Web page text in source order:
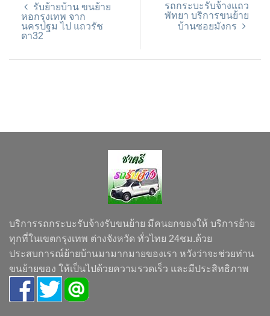
รับย้ายบ้าน ขนย้าย
หอกรุงเทพ จาก
นครปฐม ไป แถวรัช
ดา32
รถกระบะรับจ้างแถว
พัทยา บริการขนย้าย
บ้านซอยมังกร
บริการรถกระบะรับจ้างรับขนย้าย มีคนยกของให้ บริการย้าย
ทุกที่ในเขตกรุงเทพ ต่างจังหวัด ทั่วไทย 24ชม.ด้วย
ประสบการณ์ย้ายบ้านมามากมายของเรา หวังว่าจะช่วยท่าน
ขนย้ายของ ให้เป็นไปด้วยความรวดเร็ว และมีประสิทธิภาพ